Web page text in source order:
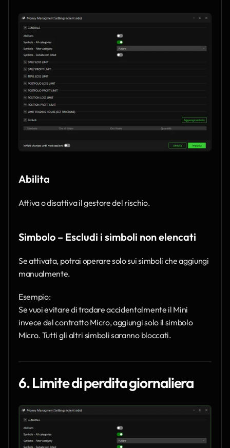
Abilita
Attiva o disattiva il gestore del rischio.
Simbolo – Escludi i simboli non elencati
Se attivata, potrai operare solo sui simboli che aggiungi
manualmente.
Esempio:
Se vuoi evitare di tradare accidentalmente il Mini
invece del contratto Micro, aggiungi solo il simbolo
Micro. Tutti gli altri simboli saranno bloccati.
6. Limite di perdita giornaliera